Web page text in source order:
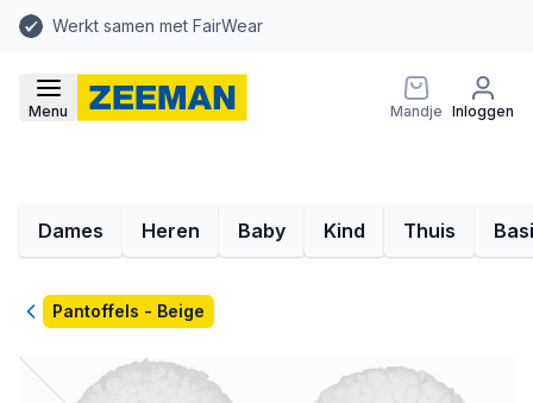
Werkt samen met FairWear
Menu Mandje Inloggen
Dames Heren Baby Kind Thuis
TerugPantoffels - Beige